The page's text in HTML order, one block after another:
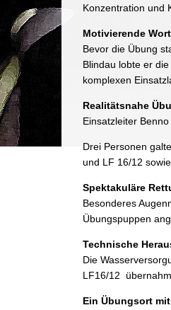
Konzentration und
Motivierende
Bevor die Übung
Blindau lobte er
komplexen
Realitätsnahe
Einsatzleiter
Drei Personen
und LF 16/12
Spektakuläre
Besonderes
Übungspuppen
Technische
Die
LF16/12
Ein Übungsort